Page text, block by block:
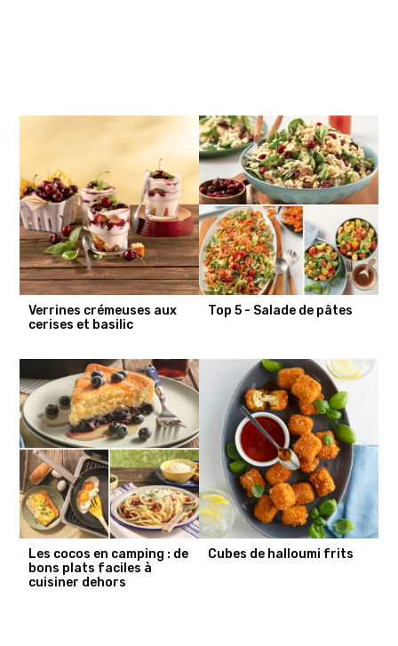
Verrines crémeuses aux
cerises et basilic
Top 5 - Salade de pâtes
Les cocos en camping : de
bons plats faciles à
cuisiner dehors
Cubes de halloumi frits